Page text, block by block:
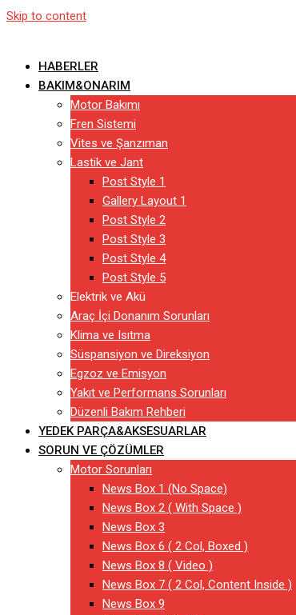
Skip to content
HABERLER
BAKIM&ONARIM
Motor Bakımı
Fren Sistemi
Vites ve Şanzıman
Lastik ve Jant
Post Style 1
Gallery Layout 1
Post Style 2
Post Style 3
Post Style 4
Post Style 5
Elektrik ve Akü
Araç İçi Donanım Sorunları
Klima ve Isıtma
Süspansiyon ve Direksiyon
Egzoz ve Emisyon
Yakıt ve Performans Sorunları
Düzenli Bakım Rehberi
YEDEK PARÇA&AKSESUARLAR
SORUN VE ÇÖZÜMLER
Motor Sorunları
News Box 1 (No Space)
News Box 2 ( With Space )
News Box 3
News Box 6 ( 2 Col, Boxed )
News Box 8 ( Video )
News Box 7 ( 2 Col, Content Inside )
News Box 9